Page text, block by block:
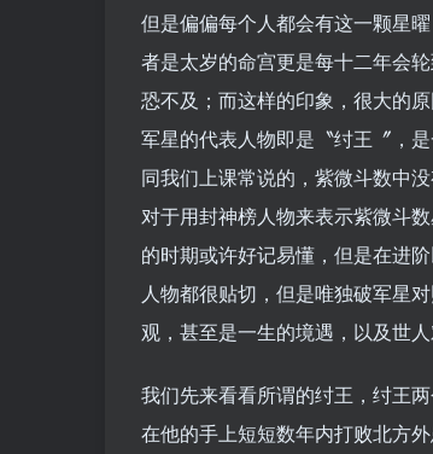
但是偏偏每个人都会有这一颗星
者是太岁的命宫更是每十二年会
恐不及；而这样的印象，很大的
军星的代表人物即是〝纣王〞，
同我们上课常说的，紫微斗数中
对于用封神榜人物来表示紫微斗
的时期或许好记易懂，但是在进
人物都很贴切，但是唯独破军星
观，甚至是一生的境遇，以及世
我们先来看看所谓的纣王，纣王
在他的手上短短数年内打败北方